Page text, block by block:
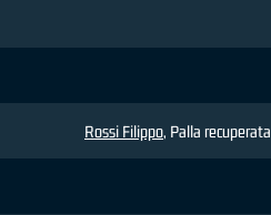
Rossi Filippo, Palla recuperata